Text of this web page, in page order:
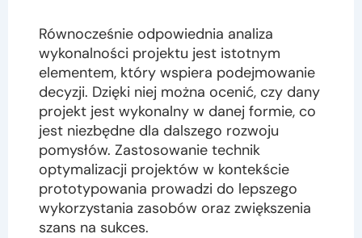
Równocześnie odpowiednia analiza
wykonalności projektu jest istotnym
elementem, który wspiera podejmowanie
decyzji. Dzięki niej można ocenić, czy dany
projekt jest wykonalny w danej formie, co
jest niezbędne dla dalszego rozwoju
pomysłów. Zastosowanie technik
optymalizacji projektów w kontekście
prototypowania prowadzi do lepszego
wykorzystania zasobów oraz zwiększenia
szans na sukces.